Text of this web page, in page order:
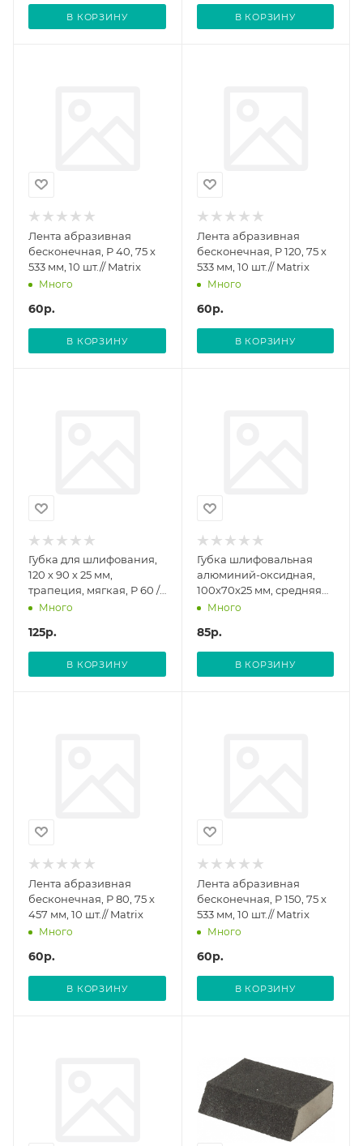
В КОРЗИНУ В КОРЗИНУ
Лента абразивная
бесконечная, P 40, 75 х
533 мм, 10 шт.// Matrix
Много
60р.
В КОРЗИНУ
Лента абразивная
бесконечная, P 120, 75 х
533 мм, 10 шт.// Matrix
Много
60р.
В КОРЗИНУ
Губка для шлифования,
120 х 90 х 25 мм,
трапеция, мягкая, P 60 //
MATRIX
Много
125р.
В КОРЗИНУ
Губка шлифовальная
алюминий-оксидная,
100х70х25 мм, средняя
жесткость Р 120 FIT
Много
85р.
В КОРЗИНУ
Лента абразивная
бесконечная, P 80, 75 х
457 мм, 10 шт.// Matrix
Много
60р.
В КОРЗИНУ
Лента абразивная
бесконечная, P 150, 75 х
533 мм, 10 шт.// Matrix
Много
60р.
В КОРЗИНУ